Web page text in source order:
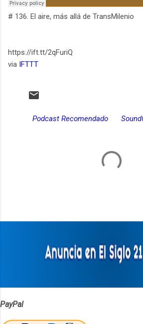
# 136. El aire, más allá de TransMilenio
https://ift.tt/2qFuriQ
via IFTTT
Podcast Recomendado
PayPal